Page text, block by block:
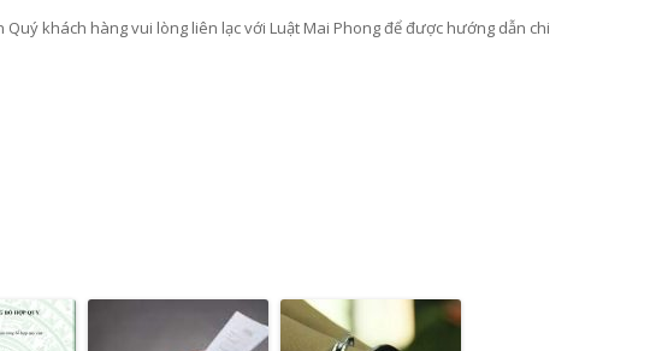
khách hàng vui lòng liên lạc với Luật Mai Phong để được hướng dẫn chi